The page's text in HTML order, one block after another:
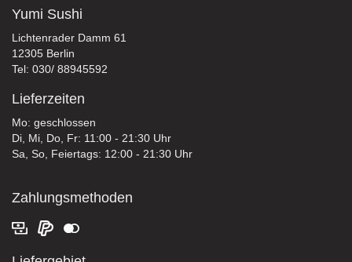
Yumi Sushi
Lichtenrader Damm 61
12305 Berlin
Tel: 030/ 88945592
Lieferzeiten
Mo: geschlossen
Di, Mi, Do, Fr: 11:00 - 21:30 Uhr
Sa, So, Feiertags: 12:00 - 21:30 Uhr
Zahlungsmethoden